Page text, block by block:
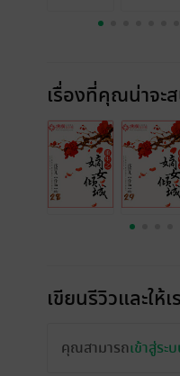
เรื่องที่คุณน่าจะ
เขียนรีวิวและให้
คุณสามารถเข้าสู่ระ